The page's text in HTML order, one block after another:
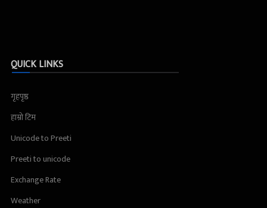
QUICK LINKS
गृहपृष्ठ
हाम्रो टिम
Unicode to Preeti
Preeti to unicode
Exchange Rate
Weather